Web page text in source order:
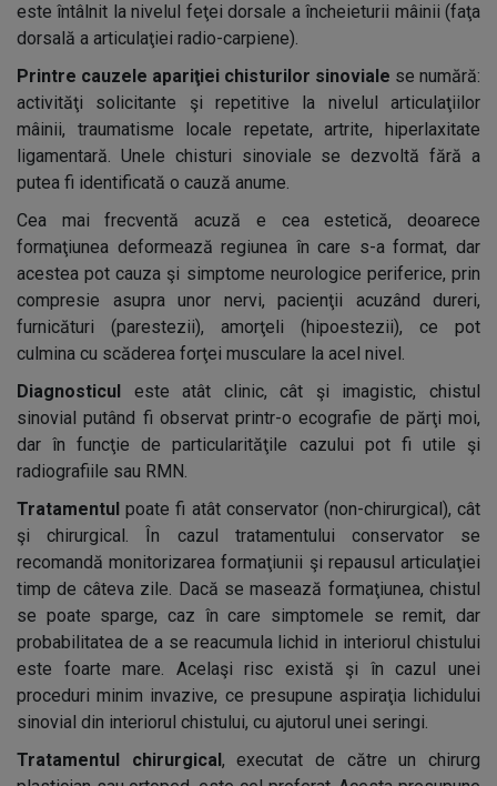
este întâlnit la nivelul feţei dorsale a încheieturii mâinii (faţa
dorsală a articulaţiei radio-carpiene).
Printre cauzele apariţiei chisturilor sinoviale se numără:
activităţi solicitante şi repetitive la nivelul articulaţiilor
mâinii, traumatisme locale repetate, artrite, hiperlaxitate
ligamentară. Unele chisturi sinoviale se dezvoltă fără a
putea fi identificată o cauză anume.
Cea mai frecventă acuză e cea estetică, deoarece
formaţiunea deformează regiunea în care s-a format, dar
acestea pot cauza şi simptome neurologice periferice, prin
compresie asupra unor nervi, pacienţii acuzând dureri,
furnicături (parestezii), amorţeli (hipoestezii), ce pot
culmina cu scăderea forţei musculare la acel nivel.
Diagnosticul este atât clinic, cât şi imagistic, chistul
sinovial putând fi observat printr-o ecografie de părţi moi,
dar în funcţie de particularităţile cazului pot fi utile şi
radiografiile sau RMN.
Tratamentul poate fi atât conservator (non-chirurgical), cât
şi chirurgical. În cazul tratamentului conservator se
recomandă monitorizarea formaţiunii şi repausul articulaţiei
timp de câteva zile. Dacă se masează formaţiunea, chistul
se poate sparge, caz în care simptomele se remit, dar
probabilitatea de a se reacumula lichid in interiorul chistului
este foarte mare. Acelaşi risc există şi în cazul unei
proceduri minim invazive, ce presupune aspiraţia lichidului
sinovial din interiorul chistului, cu ajutorul unei seringi.
Tratamentul chirurgical, executat de către un chirurg